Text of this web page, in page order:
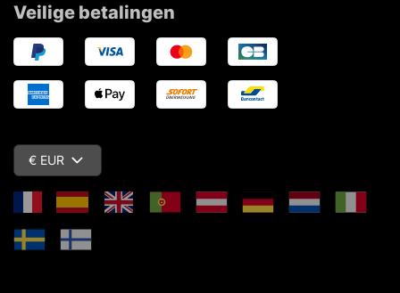
Veilige betalingen
€ EUR